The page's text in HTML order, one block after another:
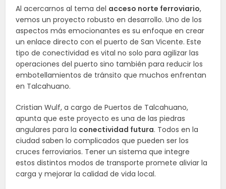
Al acercarnos al tema del acceso norte ferroviario,
vemos un proyecto robusto en desarrollo. Uno de los
aspectos más emocionantes es su enfoque en crear
un enlace directo con el puerto de San Vicente. Este
tipo de conectividad es vital no solo para agilizar las
operaciones del puerto sino también para reducir los
embotellamientos de tránsito que muchos enfrentan
en Talcahuano.
Cristian Wulf, a cargo de Puertos de Talcahuano,
apunta que este proyecto es una de las piedras
angulares para la conectividad futura. Todos en la
ciudad saben lo complicados que pueden ser los
cruces ferroviarios. Tener un sistema que integre
estos distintos modos de transporte promete aliviar la
carga y mejorar la calidad de vida local.